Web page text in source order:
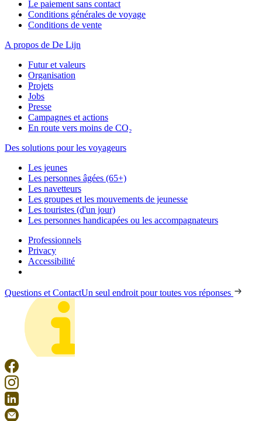
Le paiement sans contact
Conditions générales de voyage
Conditions de vente
A propos de De Lijn
Futur et valeurs
Organisation
Projets
Jobs
Presse
Campagnes et actions
En route vers moins de CO₂
Des solutions pour les voyageurs
Les jeunes
Les personnes âgées (65+)
Les navetteurs
Les groupes et les mouvements de jeunesse
Les touristes (d'un jour)
Les personnes handicapées ou les accompagnateurs
Professionnels
Privacy
Accessibilité
Questions et ContactUn seul endroit pour toutes vos réponses